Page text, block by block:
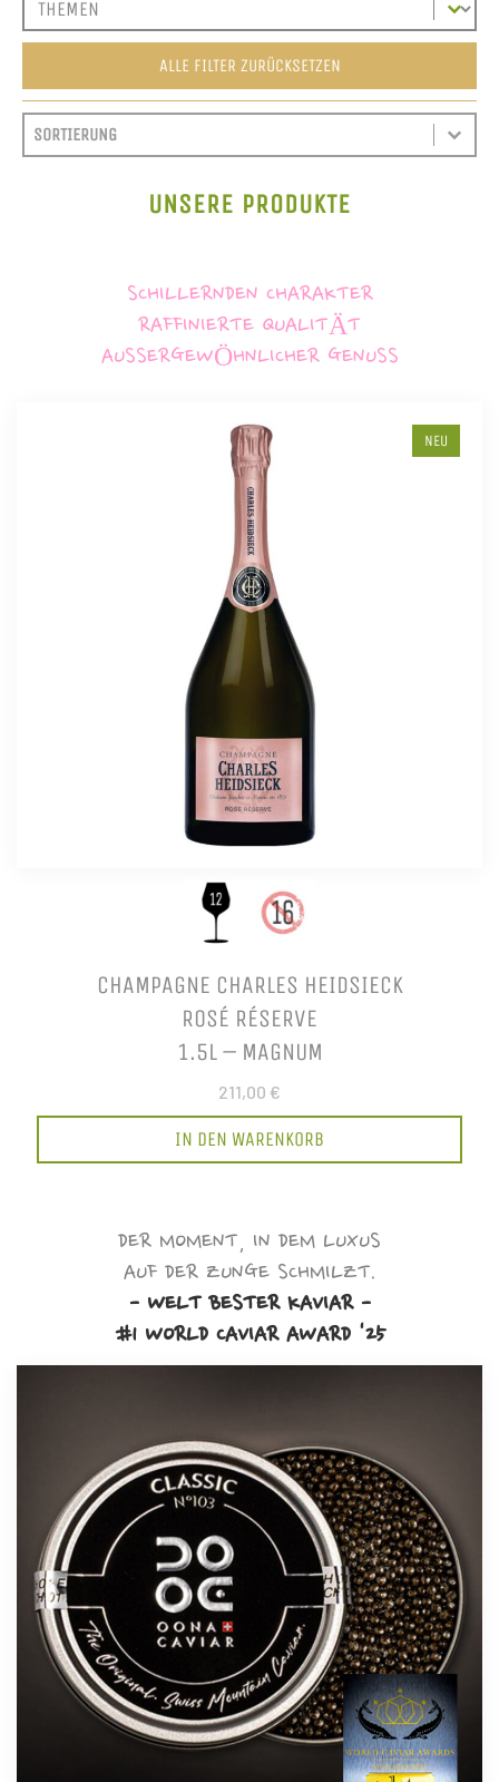
ALLE FILTER ZURÜCKSETZEN
SORTIEREN
SORT CONTENT
SORT CONTENT
UNSERE PRODUKTE
SCHILLERNDEN CHARAKTER
RAFFINIERTE QUALITÄT
AUSSERGEWÖHNLICHER GENUSS
NEU
CHAMPAGNE CHARLES HEIDSIECK
ROSÉ RÉSERVE
1.5L – MAGNUM
211,00 €
IN DEN WARENKORB
DER MOMENT, IN DEM LUXUS
AUF DER ZUNGE SCHMILZT.
- WELT BESTER KAVIAR -
#1 WORLD CAVIAR AWARD '25